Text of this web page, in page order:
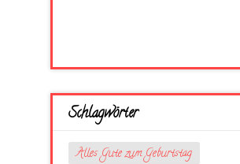
Schlagwörter
Alles Gute zum Geburtstag